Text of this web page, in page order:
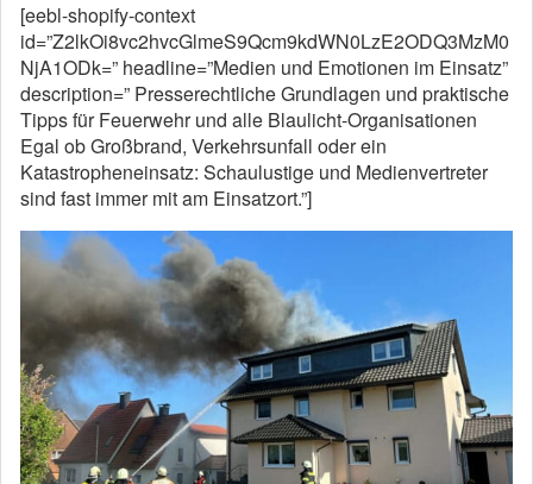
[eebl-shopify-context
id=”Z2lkOi8vc2hvcGlmeS9Qcm9kdWN0LzE2ODQ3MzM0
NjA1ODk=” headline=”Medien und Emotionen im Einsatz”
description=” Presserechtliche Grundlagen und praktische
Tipps für Feuerwehr und alle Blaulicht-Organisationen
Egal ob Großbrand, Verkehrsunfall oder ein
Katastropheneinsatz: Schaulustige und Medienvertreter
sind fast immer mit am Einsatzort.”]